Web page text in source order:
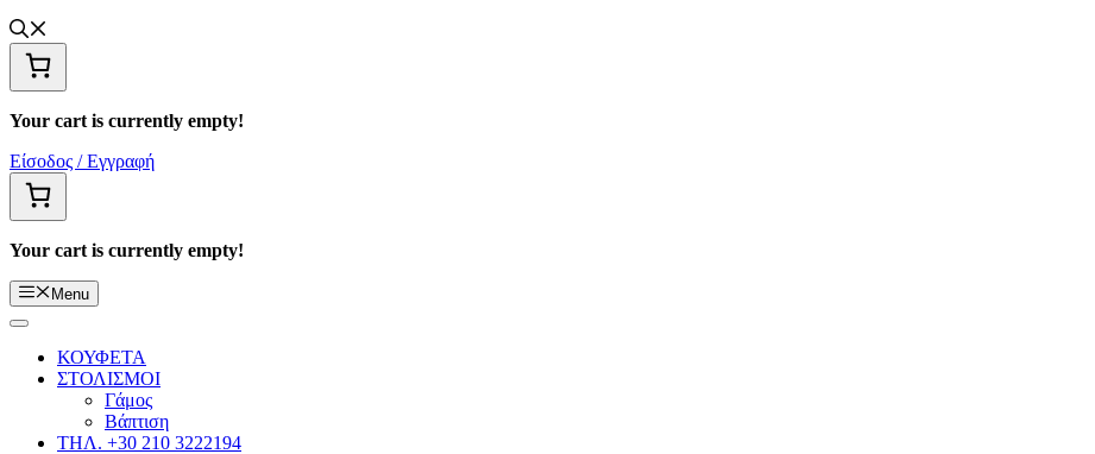
Your cart is currently empty!
Είσοδος / Εγγραφή
Your cart is currently empty!
Menu
ΚΟΥΦΕΤΑ
ΣΤΟΛΙΣΜΟΙ
Γάμος
Βάπτιση
ΤΗΛ. +30 210 3222194